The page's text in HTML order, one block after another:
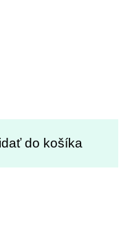
do košíka